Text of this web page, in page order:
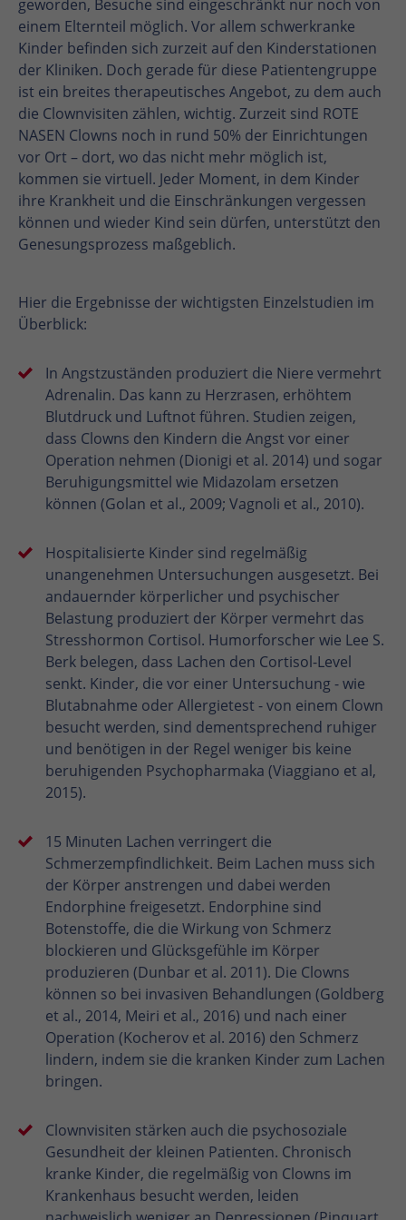
geworden, Besuche sind eingeschränkt nur noch von
einem Elternteil möglich. Vor allem schwerkranke
Kinder befinden sich zurzeit auf den Kinderstationen
der Kliniken. Doch gerade für diese Patientengruppe
ist ein breites therapeutisches Angebot, zu dem auch
die Clownvisiten zählen, wichtig. Zurzeit sind ROTE
NASEN Clowns noch in rund 50% der Einrichtungen
vor Ort – dort, wo das nicht mehr möglich ist,
kommen sie virtuell. Jeder Moment, in dem Kinder
ihre Krankheit und die Einschränkungen vergessen
können und wieder Kind sein dürfen, unterstützt den
Genesungsprozess maßgeblich.
Hier die Ergebnisse der wichtigsten Einzelstudien im
Überblick:
In Angstzuständen produziert die Niere vermehrt
Adrenalin. Das kann zu Herzrasen, erhöhtem
Blutdruck und Luftnot führen. Studien zeigen,
dass Clowns den Kindern die Angst vor einer
Operation nehmen (Dionigi et al. 2014) und sogar
Beruhigungsmittel wie Midazolam ersetzen
können (Golan et al., 2009; Vagnoli et al., 2010).
Hospitalisierte Kinder sind regelmäßig
unangenehmen Untersuchungen ausgesetzt. Bei
andauernder körperlicher und psychischer
Belastung produziert der Körper vermehrt das
Stresshormon Cortisol. Humorforscher wie Lee S.
Berk belegen, dass Lachen den Cortisol-Level
senkt. Kinder, die vor einer Untersuchung - wie
Blutabnahme oder Allergietest - von einem Clown
besucht werden, sind dementsprechend ruhiger
und benötigen in der Regel weniger bis keine
beruhigenden Psychopharmaka (Viaggiano et al,
2015).
15 Minuten Lachen verringert die
Schmerzempfindlichkeit. Beim Lachen muss sich
der Körper anstrengen und dabei werden
Endorphine freigesetzt. Endorphine sind
Botenstoffe, die die Wirkung von Schmerz
blockieren und Glücksgefühle im Körper
produzieren (Dunbar et al. 2011). Die Clowns
können so bei invasiven Behandlungen (Goldberg
et al., 2014, Meiri et al., 2016) und nach einer
Operation (Kocherov et al. 2016) den Schmerz
lindern, indem sie die kranken Kinder zum Lachen
bringen.
Clownvisiten stärken auch die psychosoziale
Gesundheit der kleinen Patienten. Chronisch
kranke Kinder, die regelmäßig von Clowns im
Krankenhaus besucht werden, leiden